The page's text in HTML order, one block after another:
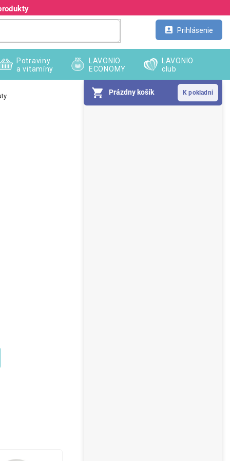
Prihlásenie
Prázdny košík
Potraviny
a vitamíny
LAVONIO
ECONOMY
LAVONIO
club